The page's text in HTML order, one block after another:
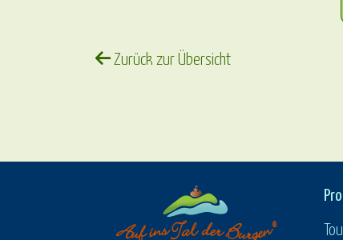
Zurück zur Übersicht